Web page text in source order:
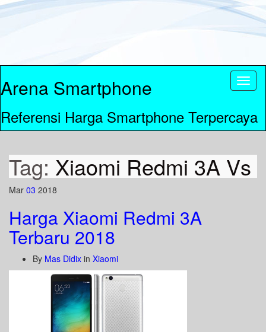
Arena Smartphone
Referensi Harga Smartphone Terpercaya
Tag: Xiaomi Redmi 3A Vs
Mar 03 2018
Harga Xiaomi Redmi 3A
Terbaru 2018
By Mas Didix in Xiaomi